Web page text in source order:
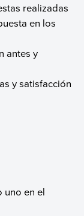
realizadas
en los
antes y
y satisfacción
uno en el